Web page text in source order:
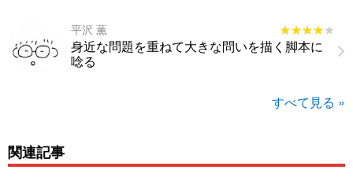
平沢 薫 ★★★★★
★★★★★
身近な問題を重ねて大きな問いを描く脚本に
唸る
すべて見る »
関連記事